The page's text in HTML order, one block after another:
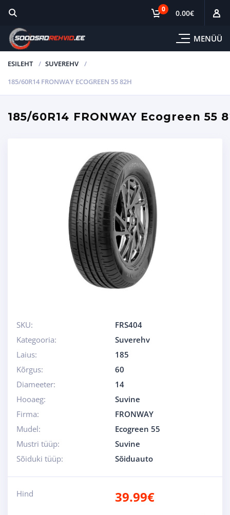
MENÜÜ
0 0.00€
ESILEHT
SUVEREHV
185/60R14 FRONWAY ECOGREEN 55 82H
185/60R14 FRONWAY Ecogreen 55
SKU:
FRS404
Kategooria:
Suverehv
Laius:
185
Kõrgus:
60
Diameeter:
14
Hooaeg:
Suvine
Firma:
FRONWAY
Mudel:
Ecogreen 55
Mustri tüüp:
Suvine
Sõiduki tüüp:
Sõiduauto
Hind 39.99€